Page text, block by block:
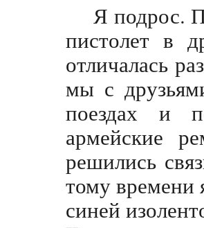
Я подрос.
пистолет в
отличалась
мы с
поездах и
армейские
решились
тому времени
синей